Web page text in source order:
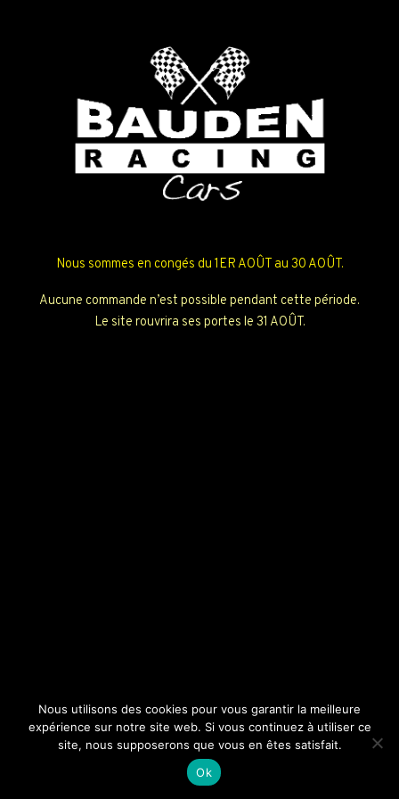
Nous sommes en congés du 1ER AOÛT au 30 AOÛT.
Aucune commande n’est possible pendant cette période.
Le site rouvrira ses portes le 31 AOÛT.
Nous utilisons des cookies pour vous garantir la meilleure
expérience sur notre site web. Si vous continuez à utiliser ce
site, nous supposerons que vous en êtes satisfait.
Ok